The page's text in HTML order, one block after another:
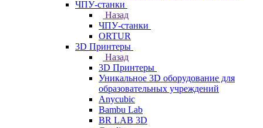
ЧПУ-станки
Назад
ЧПУ-станки
ORTUR
3D Принтеры
Назад
3D Принтеры
Уникальное 3D оборудование для
образовательных учреждений
Anycubic
Bambu Lab
BR LAB 3D